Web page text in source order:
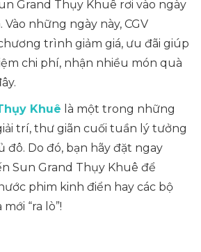
Grand Thụy Khuê rơi vào ngày
những ngày này, CGV
trình giảm giá, ưu đãi giúp
chi phí, nhận nhiều món quà
Khuê là một trong những
trí, thư giãn cuối tuần lý tưởng
đô. Do đó, bạn hãy đặt ngay
Sun Grand Thụy Khuê để
phim kinh điển hay các bộ
“ra lò”!